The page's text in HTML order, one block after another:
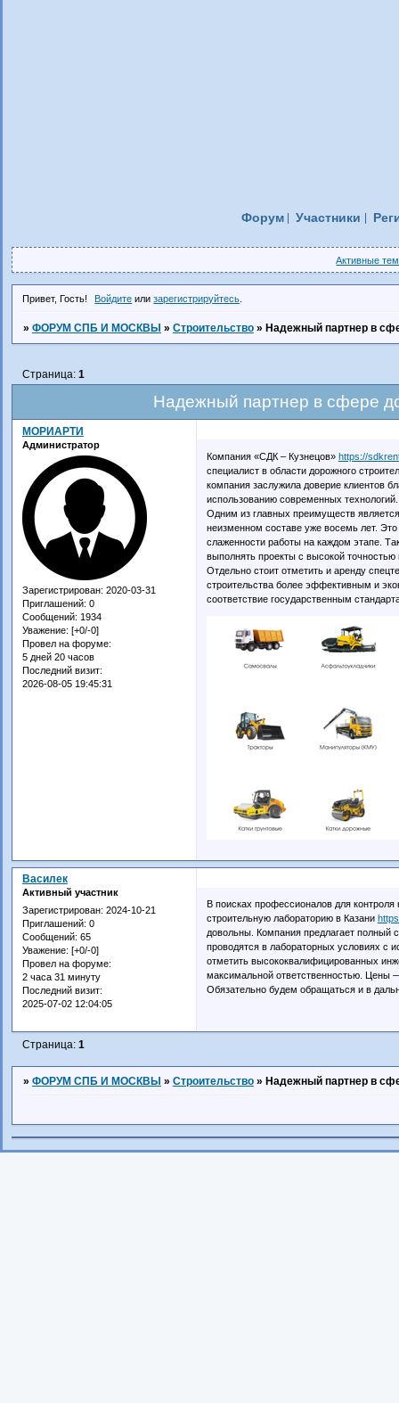
Форум Участники
Активные
Привет, Гость! Войдите илизарегистрируйтесь
» ФОРУМ СПБ И МОСКВЫ » Строительство » Надежный партнер в
Надежный партнер в сфере
Страница: 1
МОРИАРТИ
Администратор
Зарегистрирован: 2020-03-31
Приглашений: 0
Сообщений: 1934
Уважение: [+0/-0]
Провел на форуме:
5 дней 20 часов
Последний визит:
2026-08-05 19:45:31
Компания «СДК – Кузнецов» https://
специалист в области дорожного
компания заслужила доверие клиентов
использованию современных технологий.
Одним из главных преимуществ
неизменном составе уже восемь лет.
слаженности работы на каждом этапе.
выполнять проекты с высокой точностью
Отдельно стоит отметить и аренду
строительства более эффективным и
соответствие государственным
Василек
Активный участник
Зарегистрирован: 2024-10-21
Приглашений: 0
Сообщений: 65
Уважение: [+0/-0]
Провел на форуме:
2 часа 31 минуту
Последний визит:
2025-07-02 12:04:05
В поисках профессионалов для
строительную лабораторию в Казани
довольны. Компания предлагает полный
проводятся в лабораторных условиях с
отметить высококвалифицированных
максимальной ответственностью. Цены
Обязательно будем обращаться и в
Страница: 1
» ФОРУМ СПБ И МОСКВЫ » Строительство » Надежный партнер в